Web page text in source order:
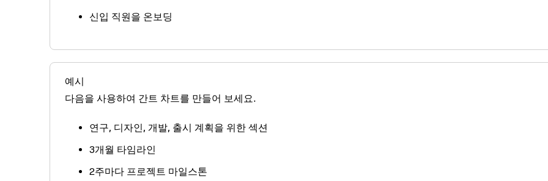
신입 직원을 온보딩
예시
다음을 사용하여 간트 차트를 만들어 보세요.
연구, 디자인, 개발, 출시 계획을 위한 섹션
3개월 타임라인
2주마다 프로젝트 마일스톤